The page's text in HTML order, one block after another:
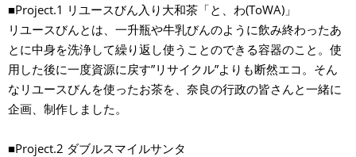
■Project.1 リユースびん入り大和茶「と、わ(ToWA)」
リユースびんとは、一升瓶や牛乳びんのように飲み終わったあ
とに中身を洗浄して繰り返し使うことのできる容器のこと。使
用した後に一度資源に戻す”リサイクル”よりも断然エコ。そん
なリユースびんを使ったお茶を、奈良の行政の皆さんと一緒に
企画、制作しました。
■Project.2 ダブルスマイルサンタ